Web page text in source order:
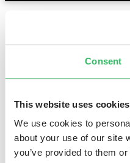
Consent
This website uses cookies
We use cookies to
about your use of our site
you’ve provided to them